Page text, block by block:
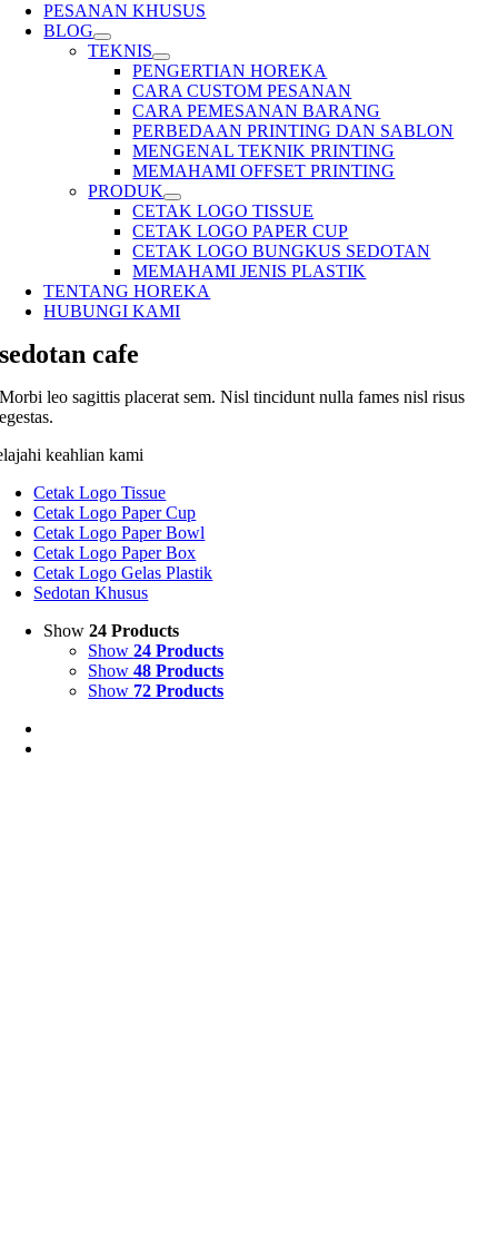
PESANAN KHUSUS
BLOG
TEKNIS
PENGERTIAN HOREKA
CARA CUSTOM PESANAN
CARA PEMESANAN BARANG
PERBEDAAN PRINTING DAN SABLON
MENGENAL TEKNIK PRINTING
MEMAHAMI OFFSET PRINTING
PRODUK
CETAK LOGO TISSUE
CETAK LOGO PAPER CUP
CETAK LOGO BUNGKUS SEDOTAN
MEMAHAMI JENIS PLASTIK
TENTANG HOREKA
HUBUNGI KAMI
sedotan cafe
Morbi leo sagittis placerat sem. Nisl tincidunt nulla fames nisl risus
egestas.
keahlian kami
Cetak Logo Tissue
Cetak Logo Paper Cup
Cetak Logo Paper Bowl
Cetak Logo Paper Box
Cetak Logo Gelas Plastik
Sedotan Khusus
Show24 Products
Show24 Products
Show48 Products
Show 72 Products